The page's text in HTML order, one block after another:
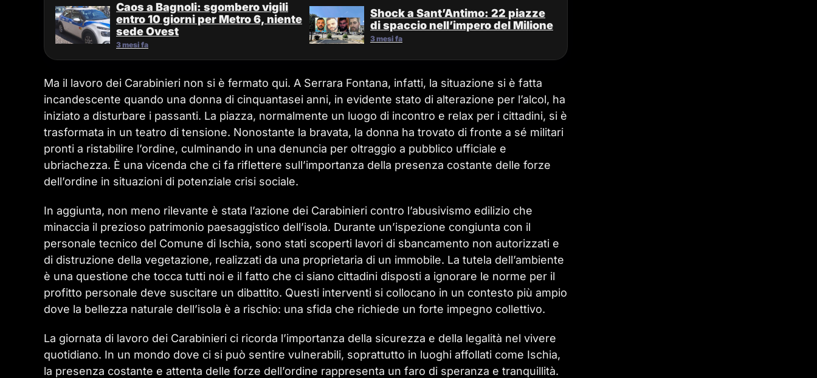
Caos a Bagnoli: sgombero vigili
entro 10 giorni per Metro 6, niente
sede Ovest
3 mesi fa
Shock a Sant’Antimo: 22 piazze
di spaccio nell’impero del Milione
3 mesi fa
Ma il lavoro dei Carabinieri non si è fermato qui. A Serrara Fontana, infatti, la situazione si è fatta
incandescente quando una donna di cinquantasei anni, in evidente stato di alterazione per l’alcol, ha
iniziato a disturbare i passanti. La piazza, normalmente un luogo di incontro e relax per i cittadini, si è
trasformata in un teatro di tensione. Nonostante la bravata, la donna ha trovato di fronte a sé militari
pronti a ristabilire l’ordine, culminando in una denuncia per oltraggio a pubblico ufficiale e
ubriachezza. È una vicenda che ci fa riflettere sull’importanza della presenza costante delle forze
dell’ordine in situazioni di potenziale crisi sociale.
In aggiunta, non meno rilevante è stata l’azione dei Carabinieri contro l’abusivismo edilizio che
minaccia il prezioso patrimonio paesaggistico dell’isola. Durante un’ispezione congiunta con il
personale tecnico del Comune di Ischia, sono stati scoperti lavori di sbancamento non autorizzati e
di distruzione della vegetazione, realizzati da una proprietaria di un immobile. La tutela dell’ambiente
è una questione che tocca tutti noi e il fatto che ci siano cittadini disposti a ignorare le norme per il
profitto personale deve suscitare un dibattito. Questi interventi si collocano in un contesto più ampio
dove la bellezza naturale dell’isola è a rischio: una sfida che richiede un forte impegno collettivo.
La giornata di lavoro dei Carabinieri ci ricorda l’importanza della sicurezza e della legalità nel vivere
quotidiano. In un mondo dove ci si può sentire vulnerabili, soprattutto in luoghi affollati come Ischia,
la presenza costante e attenta delle forze dell’ordine rappresenta un faro di speranza e tranquillità.